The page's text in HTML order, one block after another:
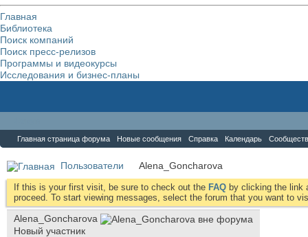
Главная
Библиотека
Поиск компаний
Поиск пресс-релизов
Программы и видеокурсы
Исследования и бизнес-планы
Главная страница форума Новые сообщения Справка Календарь
Пользователи Alena_Goncharova
If this is your first visit, be sure to check out the FAQ by clicking the link
proceed. To start viewing messages, select the forum that you want to
Alena_Goncharova
Новый участник